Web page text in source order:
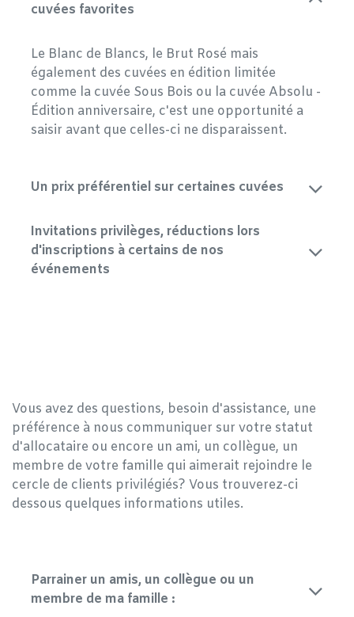
cuvées favorites
Le Blanc de Blancs, le Brut Rosé mais
également des cuvées en édition limitée
comme la cuvée Sous Bois ou la cuvée Absolu -
Édition anniversaire, c'est une opportunité a
saisir avant que celles-ci ne disparaissent.
Un prix préférentiel sur certaines cuvées
Invitations privilèges, réductions lors
d'inscriptions à certains de nos
événements
Vous avez des questions, besoin d'assistance, une
préférence à nous communiquer sur votre statut
d'allocataire ou encore un ami, un collègue, un
membre de votre famille qui aimerait rejoindre le
cercle de clients privilégiés? Vous trouverez-ci
dessous quelques informations utiles.
Parrainer un amis, un collègue ou un
membre de ma famille :